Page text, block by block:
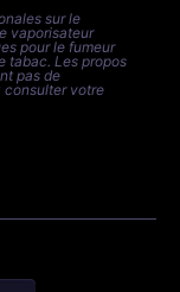
sur le
vaporisateur
pour le fumeur
tabac. Les propos
pas de
consulter votre